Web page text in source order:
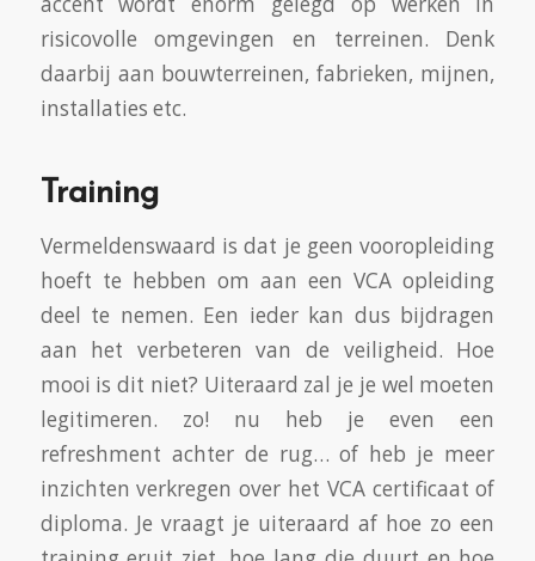
risicovolle omgevingen en terreinen. Denk
daarbij aan bouwterreinen, fabrieken, mijnen,
installaties etc.
Training
Vermeldenswaard is dat je geen vooropleiding
hoeft te hebben om aan een VCA opleiding
deel te nemen. Een ieder kan dus bijdragen
aan het verbeteren van de veiligheid. Hoe
mooi is dit niet? Uiteraard zal je je wel moeten
legitimeren. zo! nu heb je even een
refreshment achter de rug… of heb je meer
inzichten verkregen over het VCA certificaat of
diploma. Je vraagt je uiteraard af hoe zo een